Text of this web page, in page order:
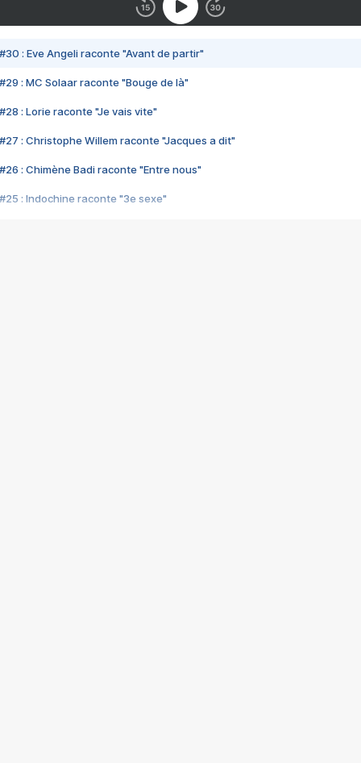
#30 : Eve Angeli raconte "Avant de partir"
#29 : MC Solaar raconte "Bouge de là"
#28 : Lorie raconte "Je vais vite"
#27 : Christophe Willem raconte "Jacques a dit"
#26 : Chimène Badi raconte "Entre nous"
#25 : Indochine raconte "3e sexe"